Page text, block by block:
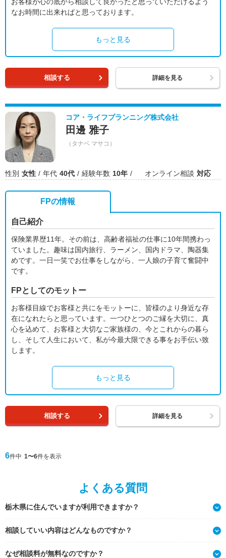
なお時間に出来ればと思っております。
もっと見る
相談する 詳細を見る
コア・ライフプランニング株式会社
田邊 雅子
（タナベ マサコ）
性別 女性 年代 40代 経験年数 10年 オンライン相談 対応
FPの情報
自己紹介
保険業界歴11年。その前は、高齢者福祉の仕事に10年間携わっ
ていました。趣味は国内旅行、ラーメン、国内ドラマ、陶器集
めです。一日一笑でお仕事をしながら、一人娘の子育て奮闘中
です。
FPとしてのモットー
お客様目線でお客様と共にをモットーに、皆様のより身近な存
在になれたらと思っています。一つひとつのご縁を大切に、真
心を込めて、お客様と大切なご家族様の、今とこれからの暮ら
し、そして人生において、私が今最大限できる事をお手伝い致
します。
もっと見る
相談する 詳細を見る
6件中 1〜6件を表示
よくある質問
栃木県に住んでいますが利用できますか？
相談していい内容はどんなものですか？
なぜ相談料が無料なのですか？